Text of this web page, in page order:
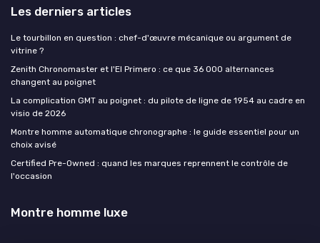
Les derniers articles
Le tourbillon en question : chef-d'œuvre mécanique ou argument de
vitrine ?
Zenith Chronomaster et l'El Primero : ce que 36 000 alternances
changent au poignet
La complication GMT au poignet : du pilote de ligne de 1954 au cadre en
visio de 2026
Montre homme automatique chronographe : le guide essentiel pour un
choix avisé
Certified Pre-Owned : quand les marques reprennent le contrôle de
l'occasion
Montre homme luxe